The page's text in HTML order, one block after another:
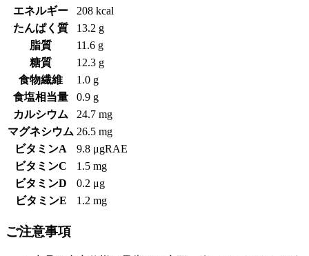
エネルギー
208 kcal
たんぱく質
13.2 g
脂質
11.6 g
糖質
12.3 g
食物繊維
1.0 g
食塩相当量
0.9 g
カルシウム
24.7 mg
マグネシウム 26.5 mg
ビタミンA
9.8 μgRAE
ビタミンC
1.5 mg
ビタミンD
0.2 μg
ビタミンE
1.2 mg
ご注意事項